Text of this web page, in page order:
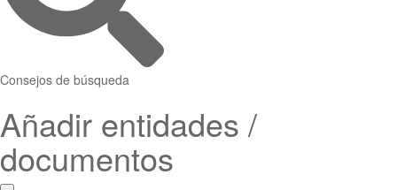
Consejos de búsqueda
Añadir entidades /
documentos